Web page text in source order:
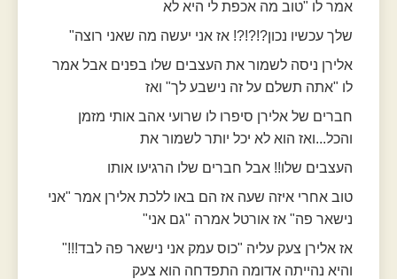
אמר לו "טוב מה אכפת לי היא לא
שלך עכשיו נכון?!?!?! אז אני יעשה מה שאני רוצה"
אלירן ניסה לשמור את העצבים שלו בפנים אבל אמר
לו "אתה תשלם על זה נישבע לך" ואז
חברים של אלירן סיפרו לו שרועי אהב אותי מזמן
והכל...ואז הוא לא יכל יותר לשמור את
העצבים שלו!! אבל חברים שלו הרגיעו אותו
טוב אחרי איזה שעה אז הם באו ללכת אלירן אמר "אני
נישאר פה" אז אורטל אמרה "גם אני"
אז אלירן צעק עליה "כוס עמק אני נישאר פה לבד!!!"
והיא נהייתה אדומה התפדחה הוא צעק